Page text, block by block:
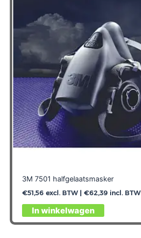
3M 7501 halfgelaatsmasker
€51,56excl. BTW | €62,39incl. BTW
In winkelwagen